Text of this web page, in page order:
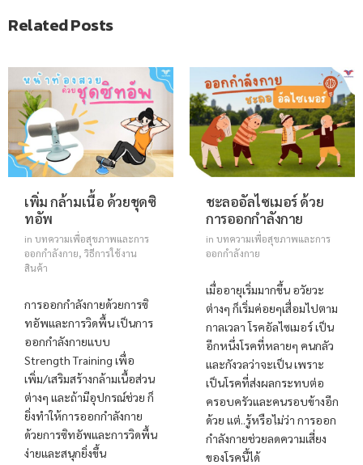
Related Posts
เพิ่ม กล้ามเนื้อ ด้วยชุดซิ
ทอัพ
in บทความเพื่อสุขภาพและการ
ออกกำลังกาย, วิธีการใช้งาน
สินค้า
การออกกำลังกายด้วยการซิ
ทอัพและการวิดพื้น เป็นการ
ออกกำลังกายแบบ
Strength Training เพื่อ
เพิ่ม/เสริมสร้างกล้ามเนื้อส่วน
ต่างๆ และถ้ามีอุปกรณ์ช่วย ก็
ยิ่งทำให้การออกกำลังกาย
ด้วยการซิทอัพและการวิดพื้น
ง่ายและสนุกยิ่งขึ้น
ชะลออัลไซเมอร์ ด้วย
การออกกำลังกาย
in บทความเพื่อสุขภาพและการ
ออกกำลังกาย
เมื่ออายุเริ่มมากขึ้น อวัยวะ
ต่างๆ ก็เริ่มค่อยๆเสื่อมไปตาม
กาลเวลา โรคอัลไซเมอร์ เป็น
อีกหนึ่งโรคที่หลายๆ คนกลัว
และกังวลว่าจะเป็น เพราะ
เป็นโรคที่ส่งผลกระทบต่อ
ครอบครัวและคนรอบข้างอีก
ด้วย แต่..รู้หรือไม่ว่า การออก
กำลังกายช่วยลดความเสี่ยง
ของโรคนี้ได้